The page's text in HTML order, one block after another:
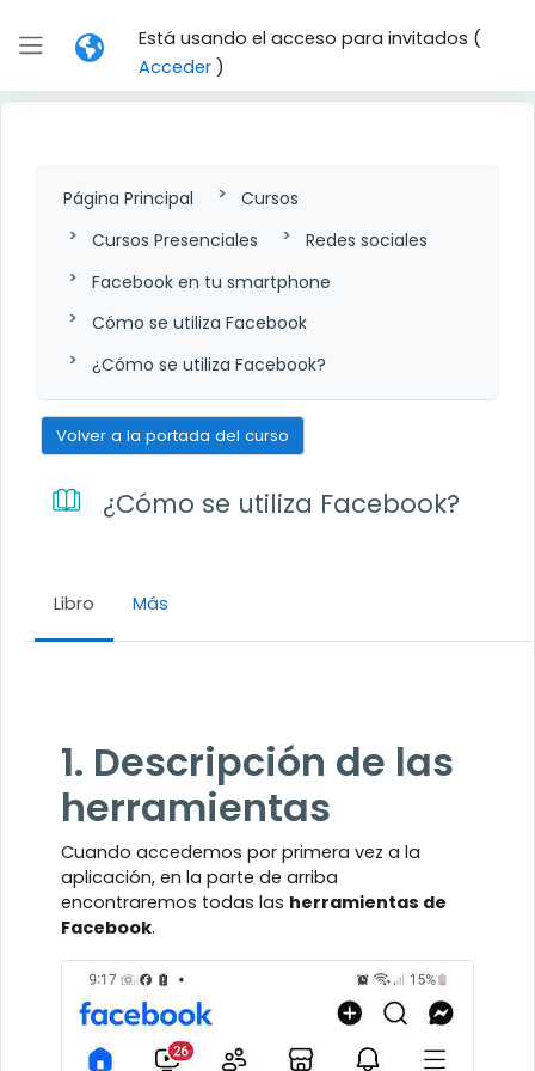
Panel lateral
Está usando el acceso para invitados (
Acceder)
Página Principal
Cursos
Cursos Presenciales
Redes sociales
Facebook en tu smartphone
Cómo se utiliza Facebook
¿Cómo se utiliza Facebook?
Volver a la portada del curso
¿Cómo se utiliza Facebook?
Libro Más
1. Descripción de las
herramientas
Cuando accedemos por primera vez a la
aplicación, en la parte de arriba
encontraremos todas las herramientas de
Facebook.